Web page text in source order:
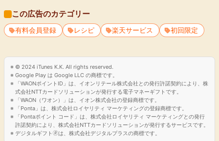
この広告のカテゴリー
有料会員登録 レシピ 楽天サービス 初回限定
© 2024 iTunes K.K. All rights reserved.
Google Play は Google LLC の商標です。
「WAONポイントID」は、イオンリテール株式会社との発行許諾契約により、株
式会社NTTカードソリューションが発行する電子マネーギフトです。
「WAON（ワオン）」は、イオン株式会社の登録商標です。
「Ponta」は、株式会社ロイヤリティ マーケティングの登録商標です。
「Pontaポイント コード」は、株式会社ロイヤリティ マーケティングとの発行
許諾契約により、株式会社NTTカードソリューションが発行するサービスです。
デジタルギフト🄬は、株式会社デジタルプラスの商標です。